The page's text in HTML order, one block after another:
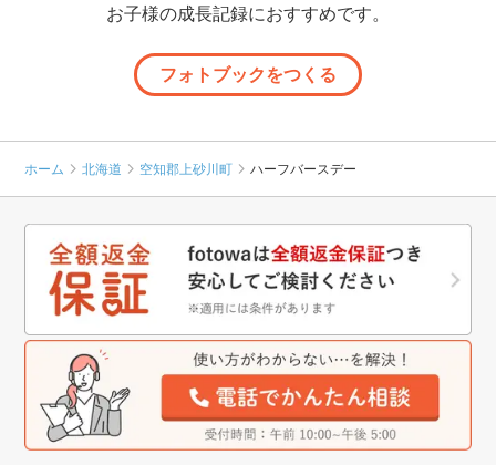
お子様の成長記録におすすめです。
フォトブックをつくる
ホーム 北海道 空知郡上砂川町 ハーフバースデー